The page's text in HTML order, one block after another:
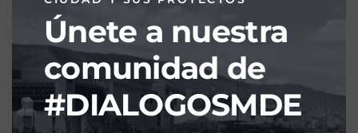
Únete a nuestra
comunidad de
#DIALOGOSMDE